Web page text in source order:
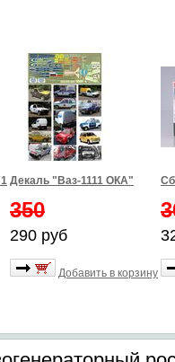
Декаль "Ваз-1111 ОКА"
350
290 руб
Добавить в корзину